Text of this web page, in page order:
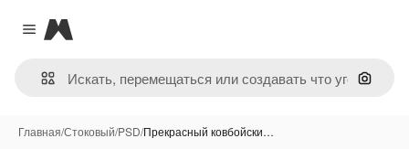
Close menu
Magnific
Поиск
Главная/Стоковый/PSD/Прекрасный ковбойски…